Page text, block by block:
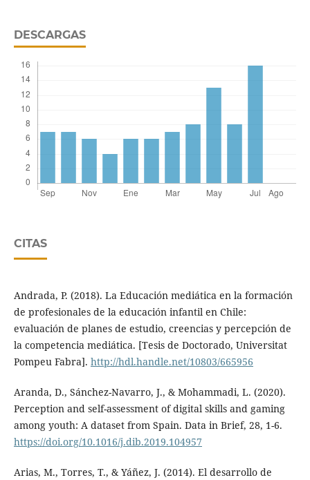
DESCARGAS
CITAS
Andrada, P. (2018). La Educación mediática en la formación
de profesionales de la educación infantil en Chile:
evaluación de planes de estudio, creencias y percepción de
la competencia mediática. [Tesis de Doctorado, Universitat
Pompeu Fabra]. http://hdl.handle.net/10803/665956
Aranda, D., Sánchez-Navarro, J., & Mohammadi, L. (2020).
Perception and self-assessment of digital skills and gaming
among youth: A dataset from Spain. Data in Brief, 28, 1-6.
https://doi.org/10.1016/j.dib.2019.104957
Arias, M., Torres, T., & Yáñez, J. (2014). El desarrollo de